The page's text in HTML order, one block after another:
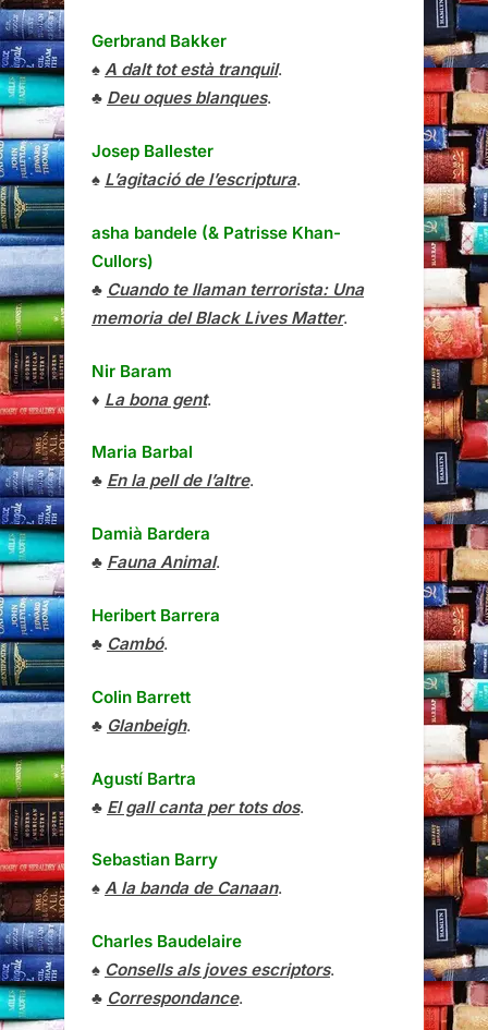
Gerbrand Bakker
♠ A dalt tot està tranquil.
♣ Deu oques blanques.
Josep Ballester
♠ L’agitació de l’escriptura.
asha bandele (& Patrisse Khan-
Cullors)
♣ Cuando te llaman terrorista: Una
memoria del Black Lives Matter.
Nir Baram
♦ La bona gent.
Maria Barbal
♣ En la pell de l’altre.
Damià Bardera
♣ Fauna Animal.
Heribert Barrera
♣ Cambó.
Colin Barrett
♣ Glanbeigh.
Agustí Bartra
♣ El gall canta per tots dos.
Sebastian Barry
♠ A la banda de Canaan.
Charles Baudelaire
♠ Consells als joves escriptors.
♣ Correspondance.